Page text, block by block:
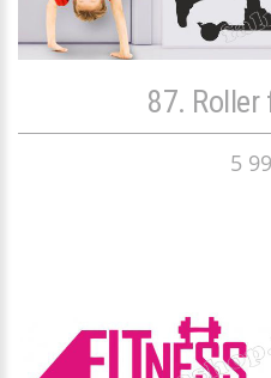
87.
5